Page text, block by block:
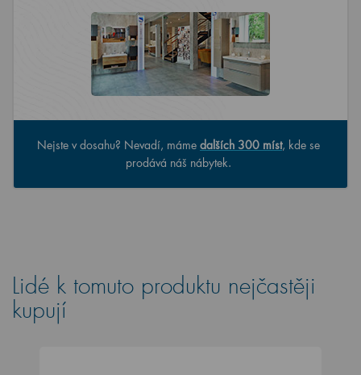
Nejste v dosahu? Nevadí, máme dalších 300 míst, kde se
prodává náš nábytek.
Lidé k tomuto produktu nejčastěji
kupují